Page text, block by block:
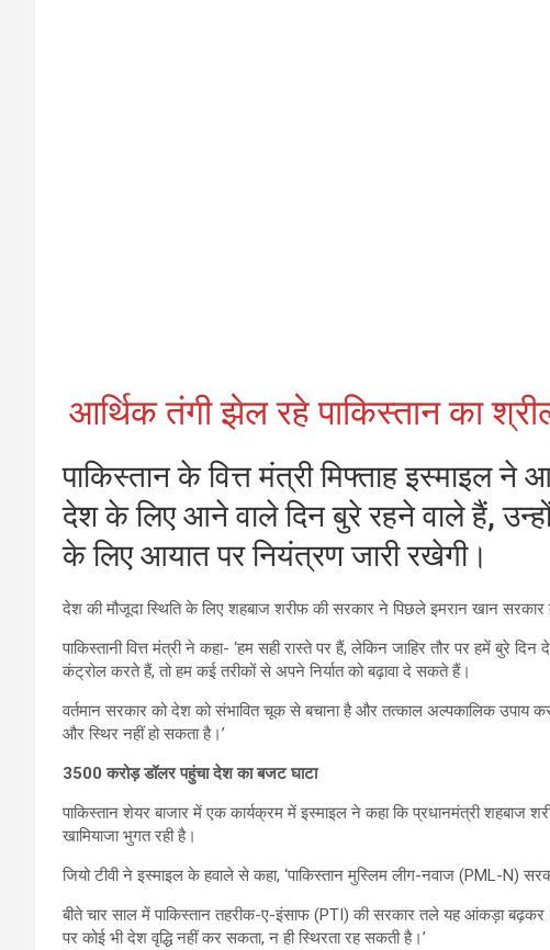
आर्थिक तंगी झेल रहे पाकिस्तान का
पाकिस्तान के वित्त मंत्री मिफ्ताह
देश के लिए आने वाले दिन बुरे रहने वाले हैं,
के लिए आयात पर नियंत्रण जारी रखेगी।
देश की मौजूदा स्थिति के लिए शहबाज शरीफ की सरकार ने पिछले इमरान खान सरकार
पाकिस्तानी वित्त मंत्री ने कहा- ‘हम सही रास्ते पर हैं, लेकिन जाहिर तौर पर हमें
कंट्रोल करते हैं, तो हम कई तरीकों से अपने निर्यात को बढ़ावा दे सकते हैं।
वर्तमान सरकार को देश को संभावित चूक से बचाना है और तत्काल अल्पकालिक
और स्थिर नहीं हो सकता है।’
3500 करोड़ डॉलर पहुंचा देश का बजट घाटा
पाकिस्तान शेयर बाजार में एक कार्यक्रम में इस्माइल ने कहा कि प्रधानमंत्री शहबाज
खामियाजा भुगत रही है।
जियो टीवी ने इस्माइल के हवाले से कहा, ‘पाकिस्तान मुस्लिम लीग-नवाज (PML-N)
बीते चार साल में पाकिस्तान तहरीक-ए-इंसाफ (PTI) की सरकार तले यह आंकड़ा बढ़कर
पर कोई भी देश वृद्धि नहीं कर सकता, न ही स्थिरता रह सकती है।’